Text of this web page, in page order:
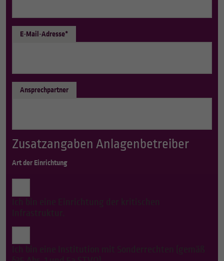
E-Mail-Adresse*
Ansprechpartner
Zusatzangaben Anlagenbetreiber
Art der Einrichtung
Ich bin eine Einrichtung der kritischen
Infrastruktur.
Ich bin eine Institution mit Sonderrechten (gemäß